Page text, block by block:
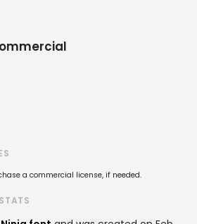
a commercial license, if needed.